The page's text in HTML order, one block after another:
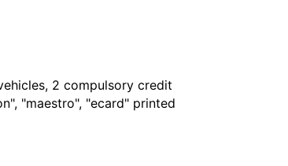
2 compulsory credit
"maestro", "ecard" printed